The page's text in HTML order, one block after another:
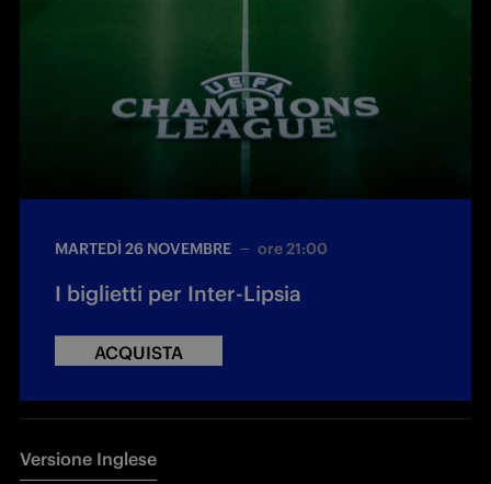
MARTEDÌ 26 NOVEMBRE ore 21:00
I biglietti per Inter-Lipsia
ACQUISTA
Versione Inglese